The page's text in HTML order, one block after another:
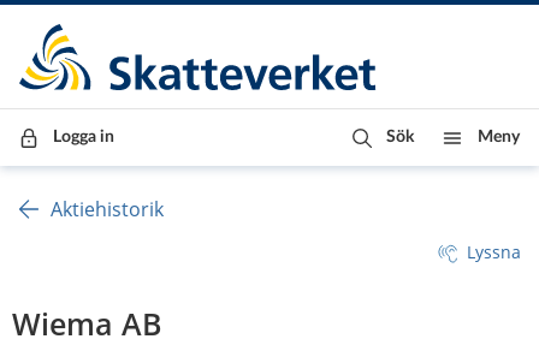
Till innehåll
Till navigationen
Till chattrobot
Logga in Sök Meny
Aktiehistorik
Lyssna
Wiema AB